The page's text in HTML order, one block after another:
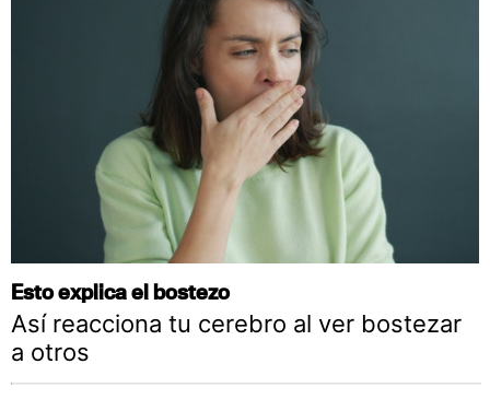
Esto explica el bostezo
Así reacciona tu cerebro al ver bostezar
a otros